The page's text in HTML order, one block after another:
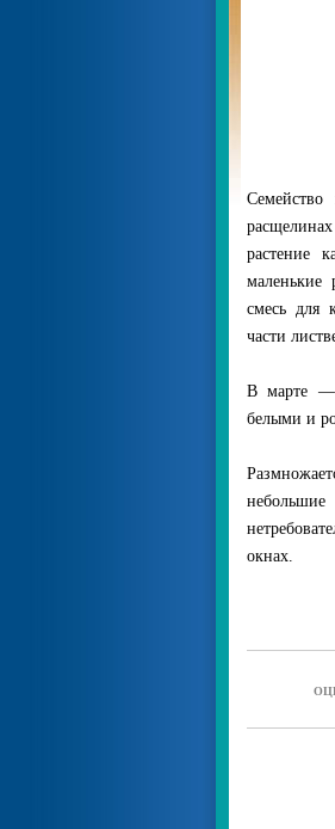
растение
маленькие
смесь для
части
В марте —
белыми и
окнах.